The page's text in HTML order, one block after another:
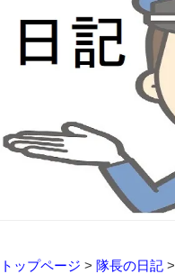
トップページ > 隊長の日記 >